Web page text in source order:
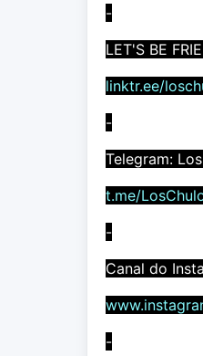
-
LET'S BE
linktr.ee/
-
Telegram:
t.me/
-
Canal do
-